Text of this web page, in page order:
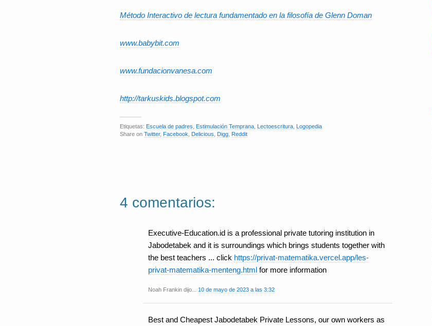
Método Interactivo de lectura fundamentado en la filosofía de Glenn Doman
www.babybit.com
www.fundacionvanesa.com
http://tarkuskids.blogspot.com
Etiquetas: Escuela de padres Estimulación Temprana Lectoescritura Logopedia
Share on Twitter, Facebook Delicious Digg Reddit
4 comentarios:
Executive-Education.id is a professional private tutoring institution in
Jabodetabek and it is surroundings which brings students together with
the best teachers ... click https://privat-matematika.vercel.app/les-
privat-matematika-menteng.html for more information
Noah Frankin dijo... 10 de mayo de 2023 a las 3:32
Best and Cheapest Jabodetabek Private Lessons, our own workers as